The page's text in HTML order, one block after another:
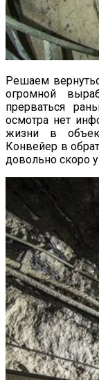
Решаем
огромной
прерваться
осмотра нет
жизни в
Конвейер в
довольно скоро